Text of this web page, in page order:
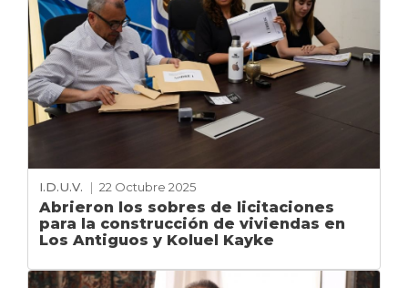
I.D.U.V. | 22 Octubre 2025
Abrieron los sobres de licitaciones
para la construcción de viviendas en
Los Antiguos y Koluel Kayke